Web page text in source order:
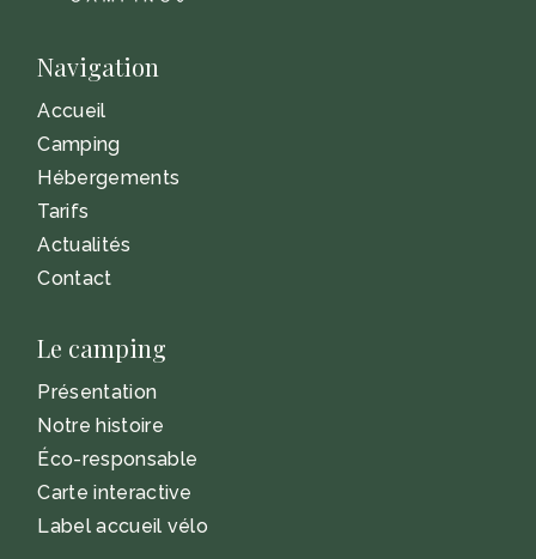
Navigation
Accueil
Camping
Hébergements
Tarifs
Actualités
Contact
Le camping
Présentation
Notre histoire
Éco-responsable
Carte interactive
Label accueil vélo